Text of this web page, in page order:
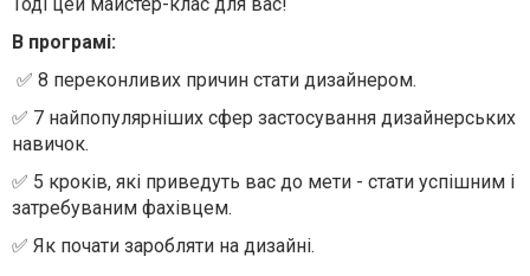
В програмі:
✅ 8 переконливих причин стати дизайнером.
✅ 7 найпопулярніших сфер застосування дизайнерських
навичок.
✅ 5 кроків, які приведуть вас до мети - стати успішним і
затребуваним фахівцем.
✅ Як почати заробляти на дизайні.